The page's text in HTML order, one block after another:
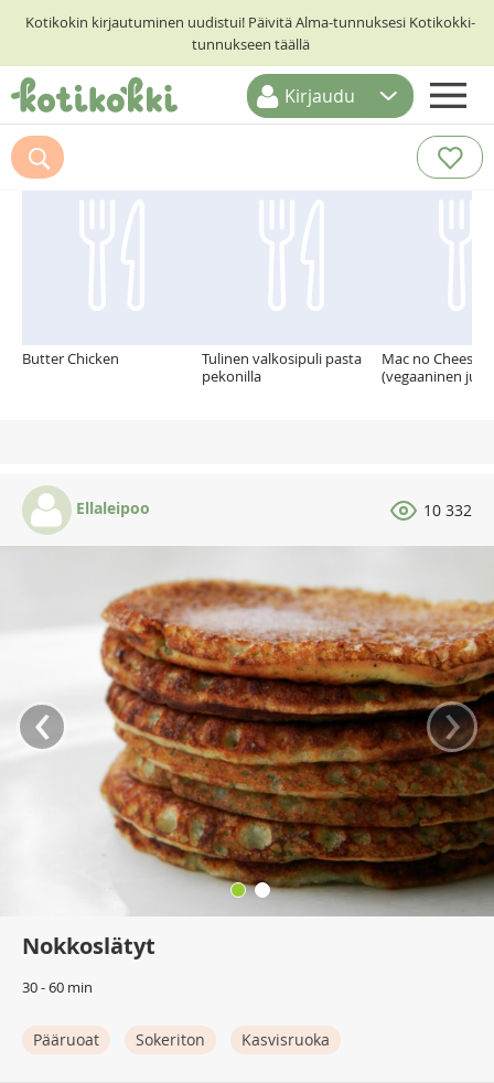
Kotikokin kirjautuminen uudistui! Päivitä Alma-tunnuksesi Kotikokki-
tunnukseen täällä
ETUSIVU
RESEPTIHAKU
Kirjaudu
Suosittelemme myös
Butter Chicken
Tulinen valkosipuli pasta
pekonilla
Mac no Cheese
(vegaaninen
Ellaleipoo 10 332
‹ ›
Nokkoslätyt
30 - 60 min
Pääruoat Sokeriton Kasvisruoka